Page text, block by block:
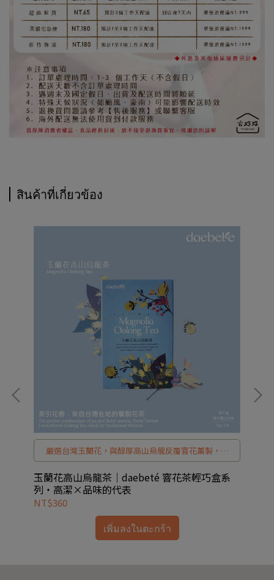
สินค้าที่เกี่ยวข้อง
嚴選台灣玉蘭花，與醇厚高山烏龍反覆窨花薰製，花
香高潔、茶韻溫潤。daebeté 玉蘭花高山烏龍茶，以
純淨玉蘭花香平衡高山茶體，讓每一次品飲都回到安
定而優雅的節奏，是一款為質感生活而生的台灣窨花
茶。
玉蘭花高山烏龍茶｜daebeté 窨花茶輕巧盒系
列・高潔×品味的代表
NT$360
เพิ่มลงในตะกร้า